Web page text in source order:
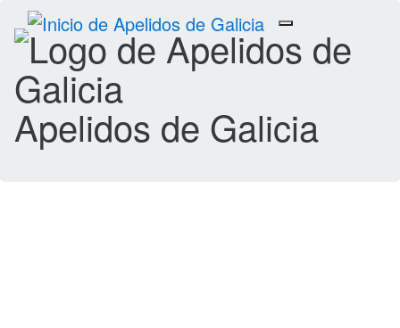
Toggle
navigation
Apelidos de Galicia